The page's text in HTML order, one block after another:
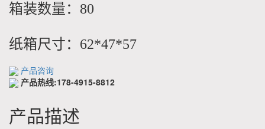
箱装数量：80
纸箱尺寸：62*47*57
产品咨询
产品热线:178-4915-8812
产品描述